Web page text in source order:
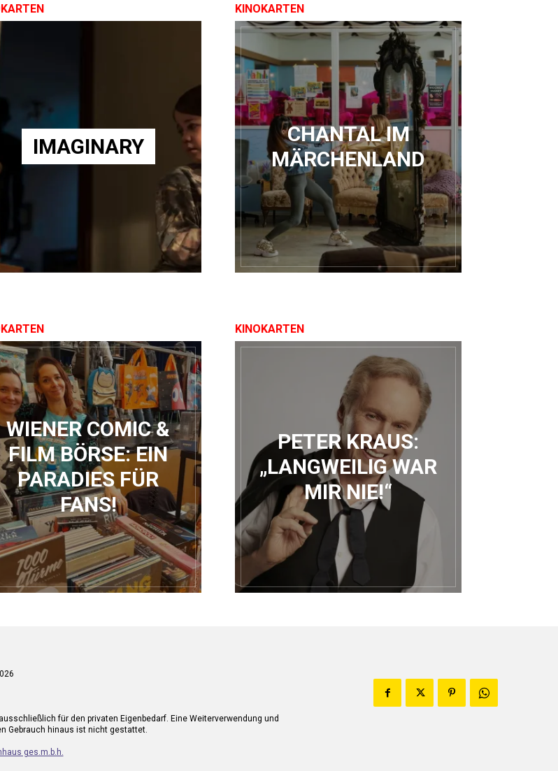
IMAGINARY
KINOKARTEN
CHANTAL IM
MÄRCHENLAND
WIENER COMIC &
FILM BÖRSE: EIN
PARADIES FÜR
FANS!
KINOKARTEN
PETER KRAUS:
„LANGWEILIG WAR
MIR NIE!“
für den privaten Eigenbedarf. Eine Weiterverwendung und
Gebrauch hinaus ist nicht gestattet.
ges.m.b.h.